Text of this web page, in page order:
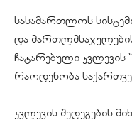
სასამართლოს
და
ჩატარებული
რაოდენობა
კვლევის შედეგების